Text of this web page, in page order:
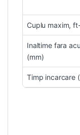
Cuplu maxim,
Inaltime fara
(mm)
Timp incarcare